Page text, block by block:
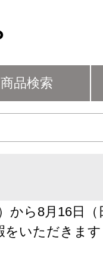
商品検索
から8月16日
をいただきます